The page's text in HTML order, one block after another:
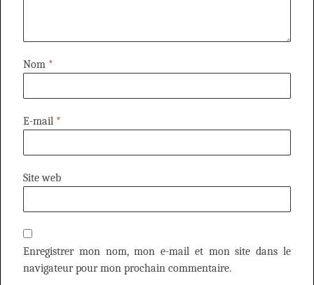
Nom *
E-mail *
Site web
Enregistrer mon nom, mon e-mail et mon site dans le
navigateur pour mon prochain commentaire.